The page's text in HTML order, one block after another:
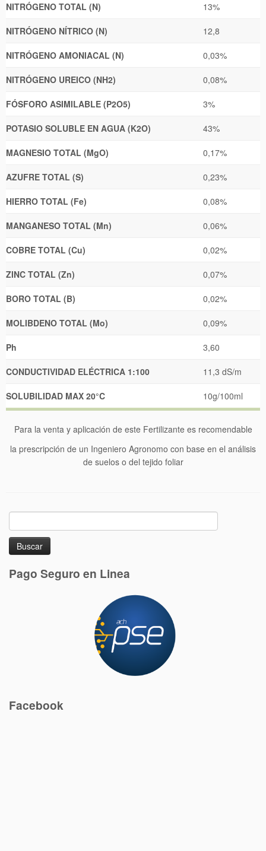
NITRÓGENO TOTAL (N) 13%
NITRÓGENO NÍTRICO (N) 12,8
NITRÓGENO AMONIACAL (N) 0,03%
NITRÓGENO UREICO (NH2) 0,08%
FÓSFORO ASIMILABLE (P2O5) 3%
POTASIO SOLUBLE EN AGUA (K2O) 43%
MAGNESIO TOTAL (MgO) 0,17%
AZUFRE TOTAL (S) 0,23%
HIERRO TOTAL (Fe) 0,08%
MANGANESO TOTAL (Mn) 0,06%
COBRE TOTAL (Cu) 0,02%
ZINC TOTAL (Zn) 0,07%
BORO TOTAL (B) 0,02%
MOLIBDENO TOTAL (Mo) 0,09%
Ph 3,60
CONDUCTIVIDAD ELÉCTRICA 1:100 11,3 dS/m
SOLUBILIDAD MAX 20°C 10g/100ml
Para la venta y aplicación de este Fertilizante es recomendable
la prescripción de un Ingeniero Agronomo con base en el análisis
de suelos o del tejido foliar
Pago Seguro en Linea
Facebook